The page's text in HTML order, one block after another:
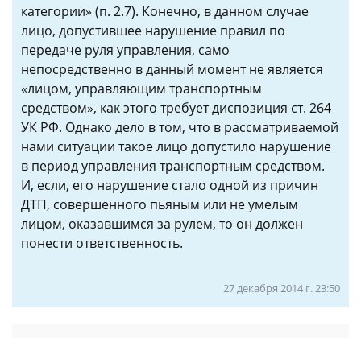
категории» (п. 2.7). Конечно, в данном случае
лицо, допустившее нарушение правил по
передаче руля управления, само
непосредственно в данный момент не является
«лицом, управляющим транспортным
средством», как этого требует диспозиция ст. 264
УК РФ. Однако дело в том, что в рассматриваемой
нами ситуации такое лицо допустило нарушение
в период управления транспортным средством.
И, если, его нарушение стало одной из причин
ДТП, совершенного пьяным или не умелым
лицом, оказавшимся за рулем, то он должен
понести ответственность.
27 декабря 2014 г. 23:50